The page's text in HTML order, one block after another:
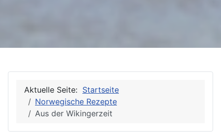
Aktuelle Seite: Startseite
Norwegische Rezepte
Aus der Wikingerzeit